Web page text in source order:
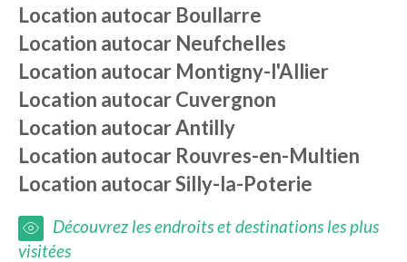
Location autocar Boullarre
Location autocar Neufchelles
Location autocar Montigny-l'Allier
Location autocarCuvergnon
Location autocarAntilly
Location autocar Rouvres-en-Multien
Location autocarSilly-la-Poterie
Découvrez les endroits et destinations les plus
visitées